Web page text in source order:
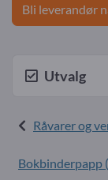
Bli leverandør
Utvalg
Råvarer og
Bokbinderpapp